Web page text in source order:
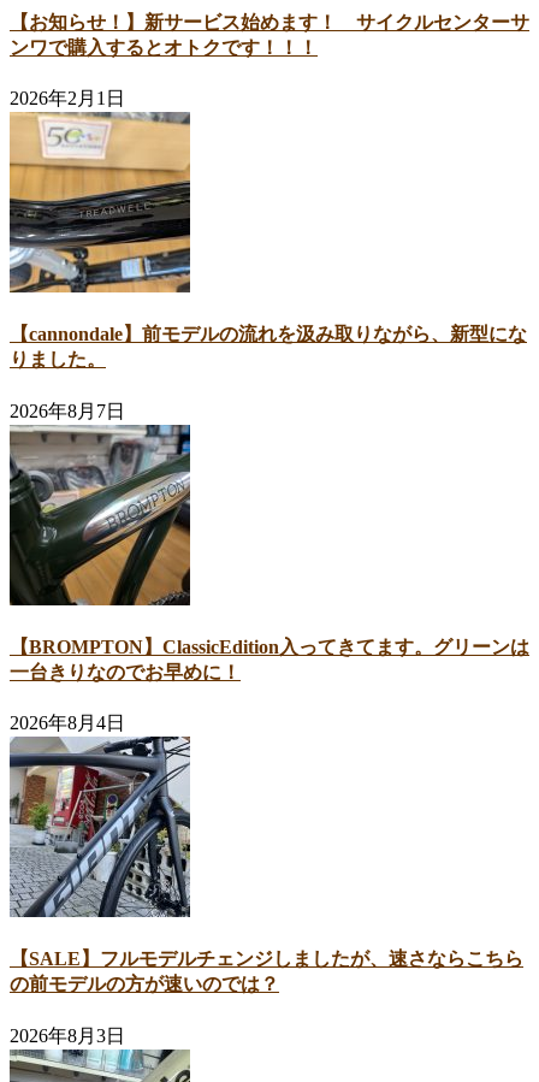
【お知らせ！】新サービス始めます！ サイクルセンターサ
ンワで購入するとオトクです！！！
2026年2月1日
【cannondale】前モデルの流れを汲み取りながら、新型にな
りました。
2026年8月7日
【BROMPTON】ClassicEdition入ってきてます。グリーンは
一台きりなのでお早めに！
2026年8月4日
【SALE】フルモデルチェンジしましたが、速さならこちら
の前モデルの方が速いのでは？
2026年8月3日